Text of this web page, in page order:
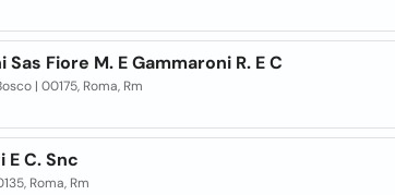
Fiore M. E Gammaroni R. E C
| 00175, Roma, Rm
E C. Snc
Roma, Rm